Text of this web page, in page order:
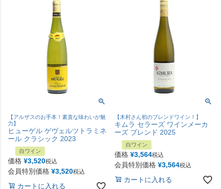
【アルザスのお手本！素直な味わいが魅
力】
ヒューゲル ゲヴェルツトラミネ
ール クラシック 2023
白ワイン
価格 ¥3,520税込
会員特別価格 ¥3,520税込
カートに入れる
【木村さん初のブレンドワイン！】
キムラ セラーズ ワインメーカ
ーズ ブレンド 2025
白ワイン
価格 ¥3,564税込
会員特別価格 ¥3,564税込
カートに入れる